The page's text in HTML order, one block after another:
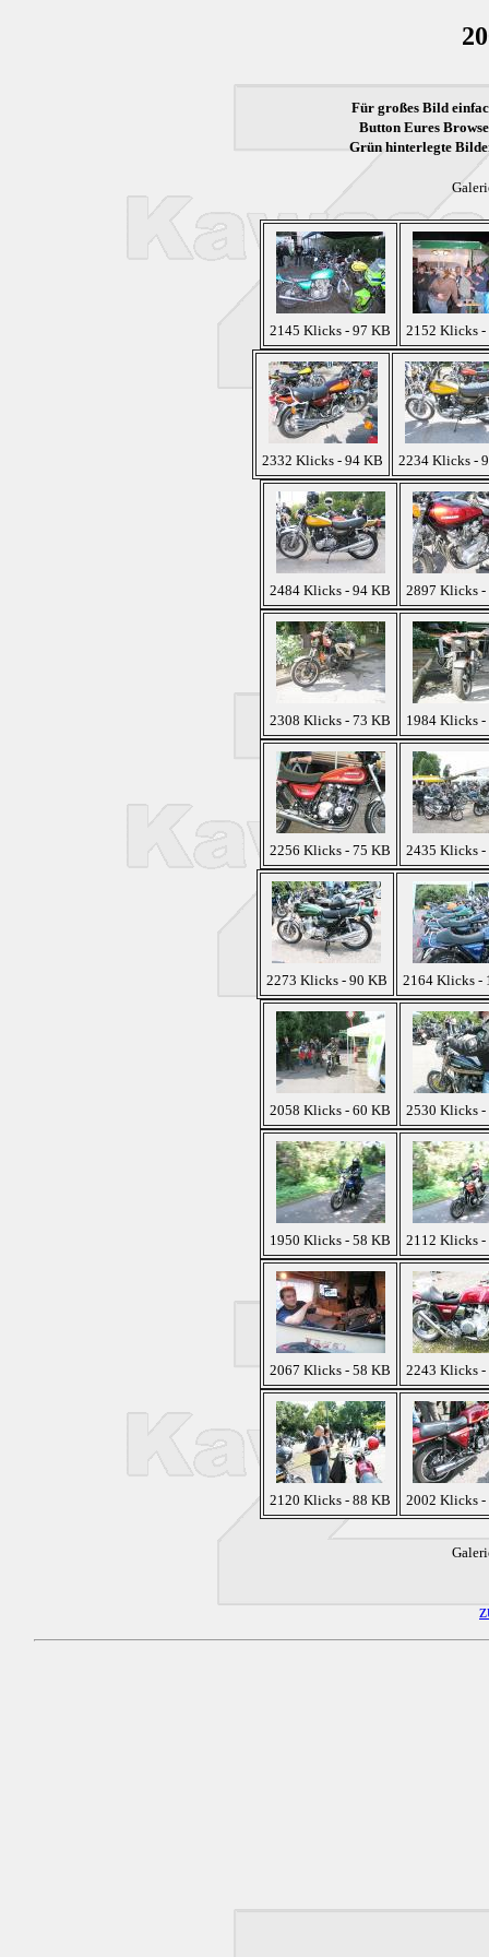
Für großes Bild
Button Eures
Grünhinterlegte
2145 Klicks - 97 KB 2152 Klicks -
2332 Klicks - 94 KB 2234 Klicks -
2484 Klicks - 94 KB 2897 Klicks -
2308 Klicks - 73 KB 1984 Klicks
2256 Klicks - 75 KB 2435 Klicks -
2273 Klicks - 90 KB 2164 Klicks -
2058 Klicks - 60 KB 2530 Klicks -
1950 Klicks - 58 KB 2112 Klicks -
2067 Klicks - 58 KB 2243 Klicks -
2120 Klicks - 88 KB 2002 Klicks -